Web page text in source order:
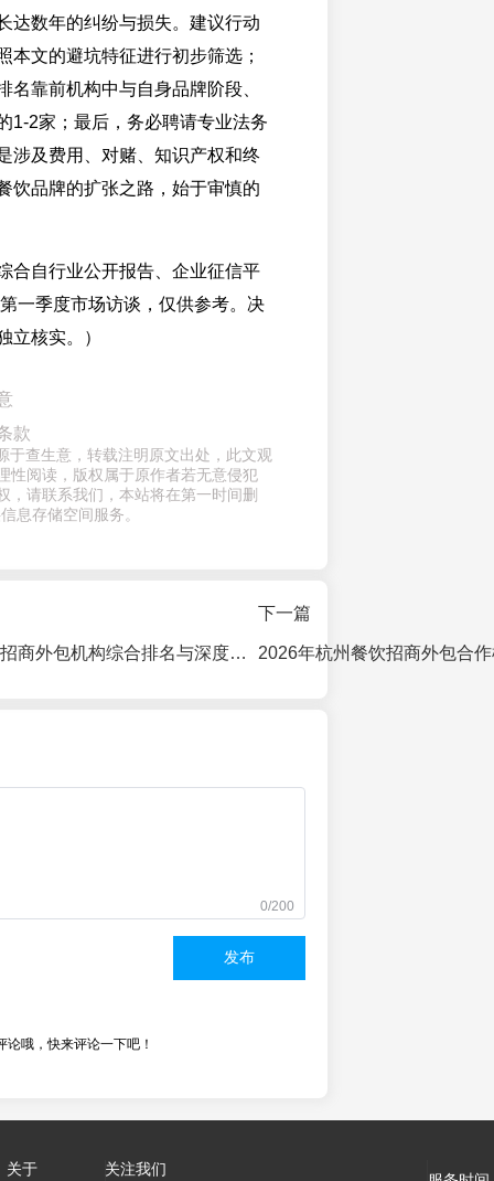
达数年的纠纷与损失。建议行动
本文的避坑特征进行初步筛选；
名靠前机构中与自身品牌阶段、
1-2家；最后，务必聘请专业法务
涉及费用、对赌、知识产权和终
饮品牌的扩张之路，始于审慎的
合自行业公开报告、企业征信平
一季度市场访谈，仅供参考。决
立核实。）
款
于查生意，转载注明原文出处，此文观
性阅读，版权属于原作者若无意侵犯
，请联系我们，本站将在第一时间删
息存储空间服务。
2025年全国餐饮招商外包机构综合排名与深度测评避坑指南
下一篇
0/200
发布
论哦，快来评论一下吧！
关于
关注我们